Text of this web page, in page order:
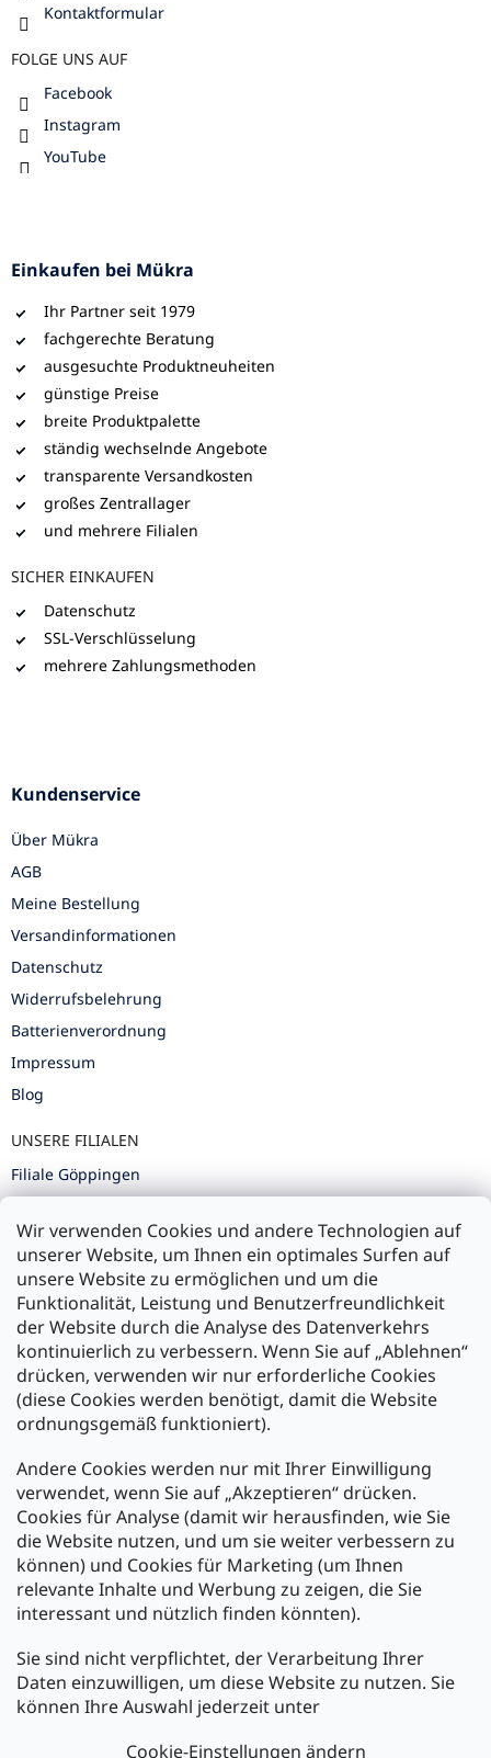
Wir verwenden Cookies und andere Technologien auf
unserer Website, um Ihnen ein optimales Surfen auf
unsere Website zu ermöglichen und um die
Funktionalität, Leistung und Benutzerfreundlichkeit
der Website durch die Analyse des Datenverkehrs
kontinuierlich zu verbessern. Wenn Sie auf „Ablehnen“
drücken, verwenden wir nur erforderliche Cookies
(diese Cookies werden benötigt, damit die Website
ordnungsgemäß funktioniert).
Andere Cookies werden nur mit Ihrer Einwilligung
verwendet, wenn Sie auf „Akzeptieren“ drücken.
Cookies für Analyse (damit wir herausfinden, wie Sie
die Website nutzen, und um sie weiter verbessern zu
können) und Cookies für Marketing (um Ihnen
relevante Inhalte und Werbung zu zeigen, die Sie
interessant und nützlich finden könnten).
Sie sind nicht verpflichtet, der Verarbeitung Ihrer
Daten einzuwilligen, um diese Website zu nutzen. Sie
können Ihre Auswahl jederzeit unter
Cookie-Einstellungen ändern
Kontaktformular
FOLGE UNS AUF
Facebook
Instagram
YouTube
Einkaufen bei Mükra
Ihr Partner seit 1979
fachgerechte Beratung
ausgesuchte Produktneuheiten
günstige Preise
breite Produktpalette
ständig wechselnde Angebote
transparente Versandkosten
großes Zentrallager
und mehrere Filialen
SICHER EINKAUFEN
Datenschutz
SSL-Verschlüsselung
mehrere Zahlungsmethoden
Kundenservice
Über Mükra
AGB
Meine Bestellung
Versandinformationen
Datenschutz
Widerrufsbelehrung
Batterienverordnung
Impressum
Blog
UNSERE FILIALEN
Filiale Göppingen
Filiale Ulm
Zahlung und Versand
Versand mit:
Zahlarten:
Newsletter abonnieren
Legen Sie Ihre E-Mail ein und wir werden Ihnen Informationen
über neue Produkte in unserem E-Shop zusenden.